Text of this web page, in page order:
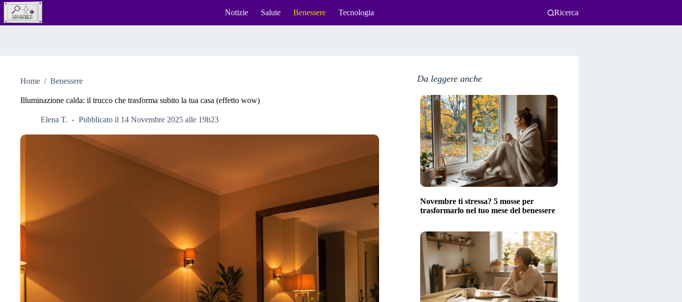
Salta
contenuto
Notizie Salute Benessere Tecnologia Ricerca
Home / Benessere
Illuminazione calda: il trucco che trasforma subito la tua casa (effetto wow)
Elena T. Pubblicato il 14 Novembre 2025 alle 19h23
Da leggere anche
Novembre ti stressa? 5 mosse per
trasformarlo nel tuo mese del benessere